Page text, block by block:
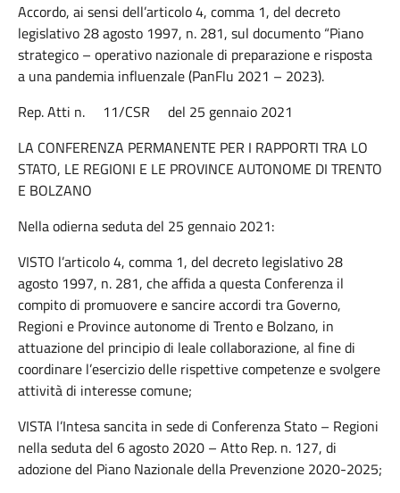
Accordo, ai sensi dell’articolo 4, comma 1, del decreto
legislativo 28 agosto 1997, n. 281, sul documento “Piano
strategico – operativo nazionale di preparazione e risposta
a una pandemia influenzale (PanFlu 2021 – 2023).
Rep. Atti n. 11/CSR del 25 gennaio 2021
LA CONFERENZA PERMANENTE PER I RAPPORTI TRA LO
STATO, LE REGIONI E LE PROVINCE AUTONOME DI TRENTO
E BOLZANO
Nella odierna seduta del 25 gennaio 2021:
VISTO l’articolo 4, comma 1, del decreto legislativo 28
agosto 1997, n. 281, che affida a questa Conferenza il
compito di promuovere e sancire accordi tra Governo,
Regioni e Province autonome di Trento e Bolzano, in
attuazione del principio di leale collaborazione, al fine di
coordinare l’esercizio delle rispettive competenze e svolgere
attività di interesse comune;
VISTA l’Intesa sancita in sede di Conferenza Stato – Regioni
nella seduta del 6 agosto 2020 – Atto Rep. n. 127, di
adozione del Piano Nazionale della Prevenzione 2020-2025;